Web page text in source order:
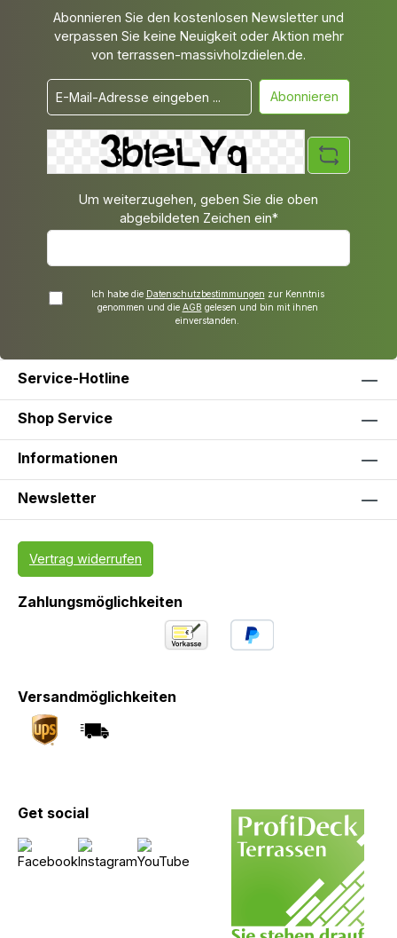
Abonnieren Sie den kostenlosen Newsletter und
verpassen Sie keine Neuigkeit oder Aktion mehr
von terrassen-massivholzdielen.de.
Abonnieren
Um weiterzugehen, geben Sie die oben
abgebildeten Zeichen ein*
Ich habe die Datenschutzbestimmungen zur Kenntnis
genommen und die AGB gelesen und bin mit ihnen
einverstanden.
Service-Hotline
Shop Service
Informationen
Newsletter
Vertrag widerrufen
Zahlungsmöglichkeiten
Versandmöglichkeiten
Get social